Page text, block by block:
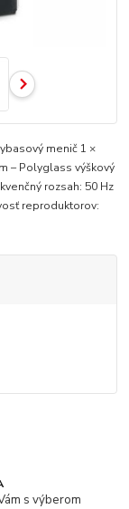
menič 1 ×
– Polyglass výškový
rozsah: 50 Hz
reproduktorov:
s výberom